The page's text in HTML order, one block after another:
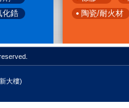
化鋯
統
陶瓷/耐火材
大樓)